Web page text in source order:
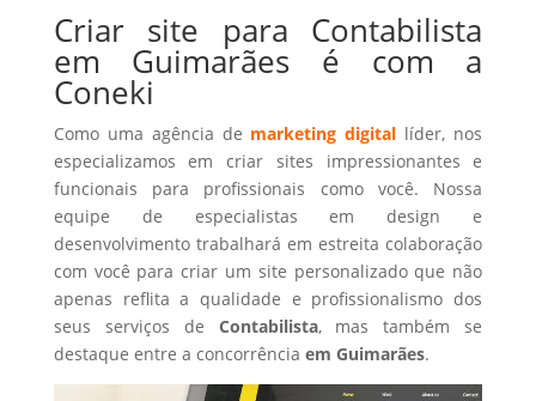
Criar site para Contabilista
em Guimarães é com a
Coneki
Como uma agência de marketing digital líder, nos
especializamos em criar sites impressionantes e
funcionais para profissionais como você. Nossa
equipe de especialistas em design e
desenvolvimento trabalhará em estreita colaboração
com você para criar um site personalizado que não
apenas reflita a qualidade e profissionalismo dos
seus serviços de Contabilista, mas também se
destaque entre a concorrência em Guimarães.